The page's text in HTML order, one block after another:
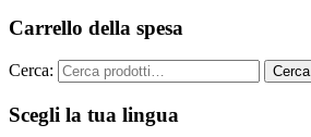
Carrello della spesa
Cerca: Cerca
Scegli la tua lingua